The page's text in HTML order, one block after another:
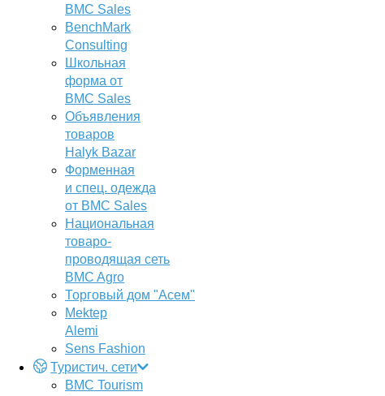
BMC Sales
BenchMark
Consulting
Школьная
форма от
BMC Sales
Объявления
товаров
Halyk Bazar
Форменная
и спец. одежда
от BMC Sales
Национальная
товаро-
проводящая сеть
BMC Agro
Торговый дом "Асем"
Mektep
Alemi
Sens Fashion
Туристич. сети
BMC Tourism